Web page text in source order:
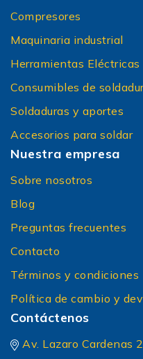
Compresores
Maquinaria industrial
Herramientas Eléctricas
Consumibles de
Soldaduras y aportes
Accesorios para soldar
Nuestra empresa
Sobre nosotros
Blog
Preguntas frecuentes
Contacto
Términos y condiciones
Política de cambio y
Contáctenos
Av. Lazaro Cardenas